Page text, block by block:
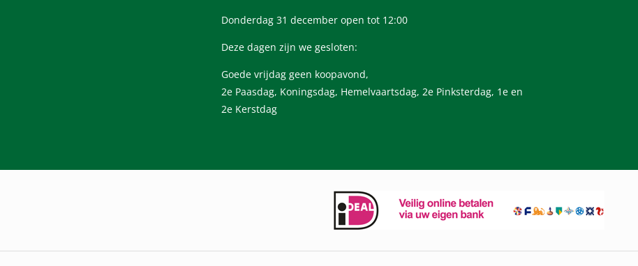
Donderdag 31 december open tot 12:00
Deze dagen zijn we gesloten:
Goede vrijdag geen koopavond,
2e Paasdag, Koningsdag, Hemelvaartsdag, 2e Pinksterdag, 1e en
2e Kerstdag